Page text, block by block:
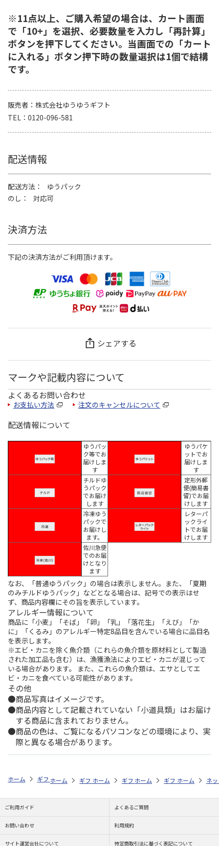
※11点以上、ご購入希望の場合は、カート画面
で「10+」を選択、必要数量を入力し「再計算」
ボタンを押下してください。当画面での「カート
に入れる」ボタン押下時の数量選択は1個で結構
です。
販売者
株式会社ゆうゆうギフト
TEL
0120-096-581
配送情報
配送方法
ゆうパック
のし
対応可
決済方法
下記の決済方法がご利用頂けます。
シェアする
マークや記載内容について
よくあるお問い合わせ
お支払い方法 注文のキャンセルについて
配送情報について
ゆうパッ
ク等でお
届けしま
す
ゆうパケ
ットでお
届けしま
す
チルドゆ
うパック
でお届け
します
定形外郵
便(簡易書
留)でお届
けします
冷凍ゆう
パックで
お届けし
ます。
レターパ
ックライ
トでお届
けします
佐川急便
でのお届
けとなり
ます
なお、「普通ゆうパック」の場合は表示しません。また、「夏期
のみチルドゆうパック」などとなる場合は、記号での表示はせ
ず、商品内容欄にその旨を表示しています。
アレルギー情報について
商品に「小麦」「そば」「卵」「乳」「落花生」「えび」「か
に」「くるみ」のアレルギー特定8品目を含んでいる場合に品目名
を表示します。
※エビ・カニを除く魚介類（これらの魚介類を原材料として製造
された加工品も含む）は、漁獲漁法によりエビ・カニが混じって
いる場合があります。 また、これらの魚介類は、エサとしてエ
ビ・カニを食べている可能性があります。
その他
商品写真はイメージです。
商品内容として記載されていない「小道具類」はお届け
する商品に含まれておりません。
商品の色は、ご覧になるパソコンなどの環境により、実
際と異なる場合があります。
ホーム ギフトストア お中元・夏ギフト特集 2026 日用品 ＜お中
ホーム ギフトストア お中元・夏ギフト特集 2026
ホーム ギフトストア お中元・夏ギフト
ホーム ギフトストア お
ホーム ネ
ご利用ガイド よくあるご質問
お問い合わせ 利用規約
サイト運営会社について 特定商取引法に基づく表記について